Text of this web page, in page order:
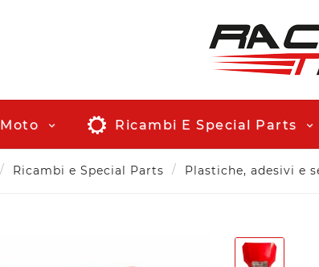
Moto Ricambi E Special Parts
Ricambi e Special Parts Plastiche, adesivi e